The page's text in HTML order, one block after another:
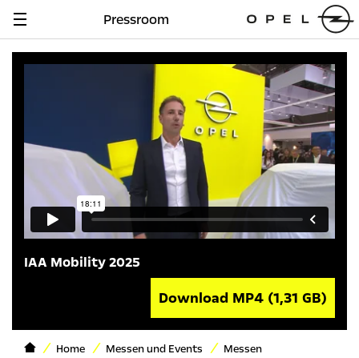
Navigation
Pressroom
IAA Mobility 2025
Download MP4 (1,31 GB)
Home Messen und Events Messen